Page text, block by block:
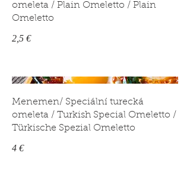
omeleta / Plain Omeletto / Plain
Omeletto
2,5 €
Menemen/ Speciální turecká
omeleta / Turkish Special Omeletto /
Türkische Spezial Omeletto
4 €